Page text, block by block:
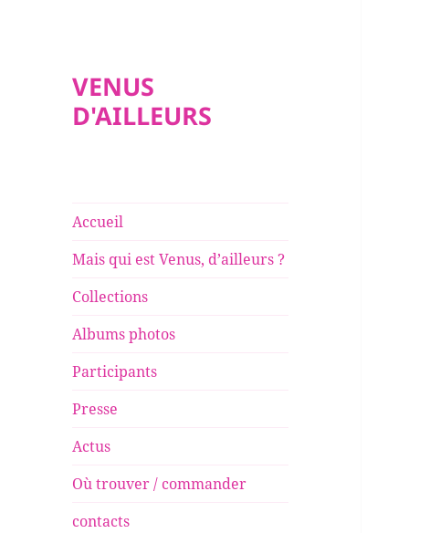
VENUS
D'AILLEURS
Accueil
Mais qui est Venus, d’ailleurs ?
Collections
Albums photos
Participants
Presse
Actus
Où trouver / commander
contacts